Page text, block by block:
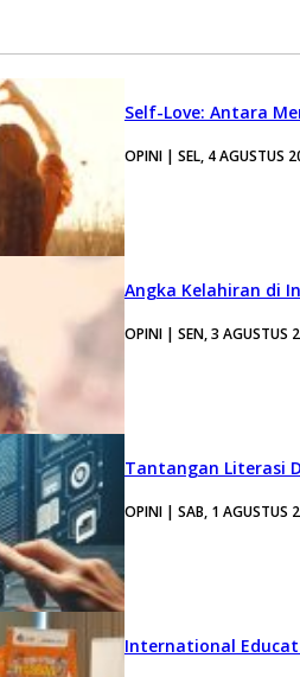
Self-Love: Antara
OPINI | SEL, 4 AGUSTUS
Angka Kelahiran di
OPINI | SEN, 3 AGUSTUS
Tantangan Literasi
OPINI | SAB, 1 AGUSTUS
International